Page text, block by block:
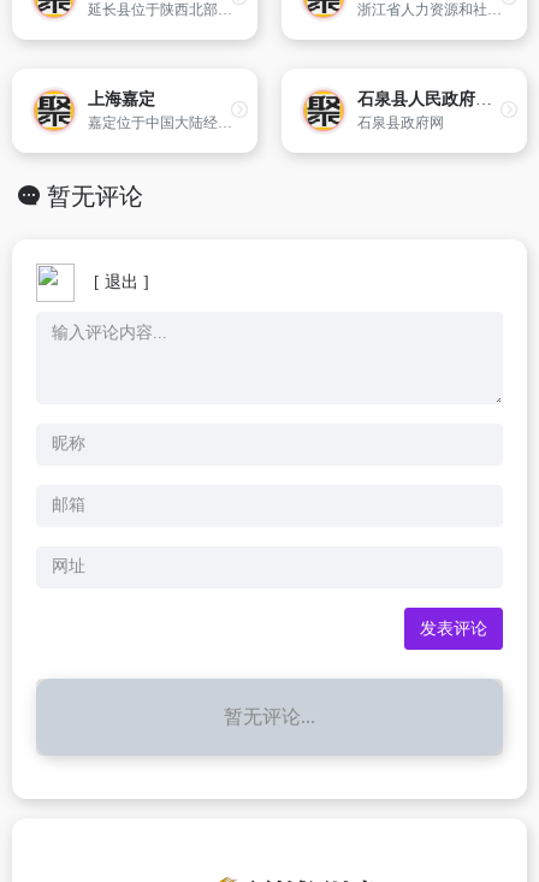
延长县位于陕西北部,延安市东部,县名因延河自西向东长流入黄河而得名。全县东西长73公里,南北宽55公里,地势由西北向东南倾斜,南北高,中间低,呈谷峰型。海拔高度470.6—1383米。延长县早期人类活动可追溯到新石器时代。公元266年,确立县的建置。几度变迁,到唐广德二年(764),因延水由县境通过长流入黄河, 浙江省人力资源和社会保障网是宣传人力资源和社会保障形象,落实“政务公开,加强行政监督”的原则,向社会各界提供人力资源和社会保障信息服务的窗口。
上海嘉定
嘉定位于中国大陆经济龙头—上海的西北部,是建设中的上海国际汽车城所在地。东与宝山、普陀两区接壤；西与江苏省昆山市毗连；南襟吴淞江,与闵行、长宁、青浦三区相望；北依浏河,与江苏省太仓市为邻。建县于南宋嘉定十年,距今已有780多年的历史,是名副其实的江南历史文化名城。
石泉县人民政府网站
石泉县政府网
暂无评论
[ 退出 ]
暂无评论...